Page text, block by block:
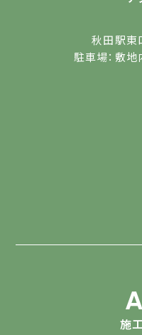
秋田駅東
駐車場：敷地
施